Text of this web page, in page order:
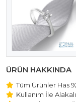
ÜRÜN HAKKINDA
Tüm Ürünler Has
Kullanım İle